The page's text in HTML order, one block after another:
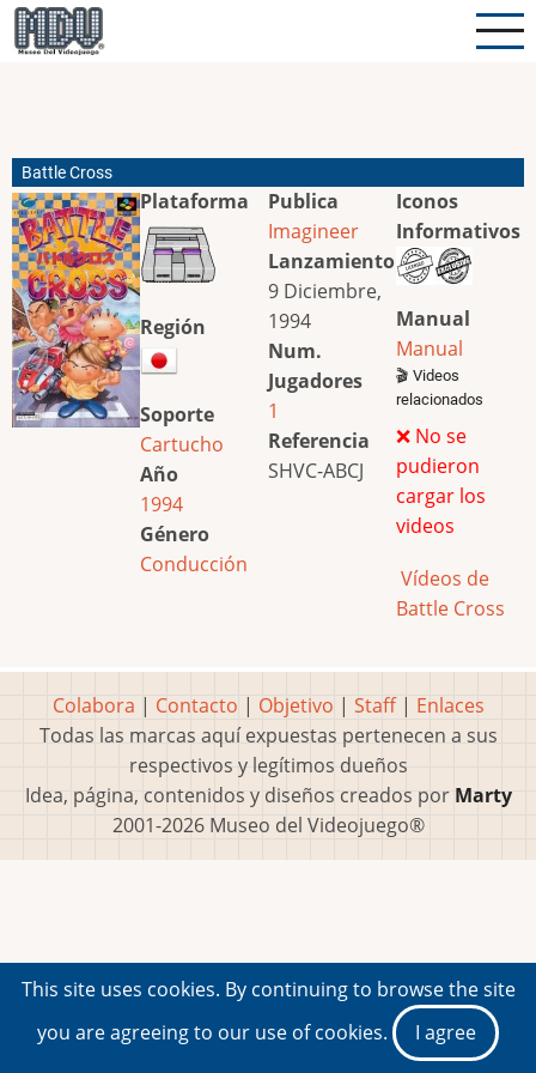
Pasar
al
Battle Cross
Plataforma
Región
Soporte
Cartucho
Año
1994
Género
Conducción
Publica
Imagineer
Lanzamiento
9 Diciembre,
1994
Num.
Jugadores
1
Referencia
SHVC-ABCJ
Iconos
Informativos
Manual
Manual
🎬 Videos
relacionados
❌ No se
pudieron
cargar los
videos
Vídeos de
Battle Cross
Colabora | Contacto | Objetivo | Staff| Enlaces
Todas las marcas aquí expuestas pertenecen a sus
respectivos y legítimos dueños
Idea, página, contenidos y diseños creados por Marty
2001-2026 Museo del Videojuego®
This site uses cookies. By continuing to browse the site
you are agreeing to our use of cookies.
I agree